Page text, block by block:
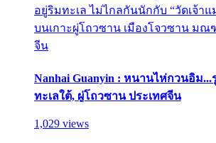
อยู่ริมทะเล ไม่ไกลกันนักกับ “วัดเจ้า
บนเกาะผู่โถวซาน เมืองโจวซาน มณฑ
จีน
Nanhai Guanyin : หนานไห่กวนอิม
ทะเลใต้, ผู่โถวซาน ประเทศจีน
1,029 views